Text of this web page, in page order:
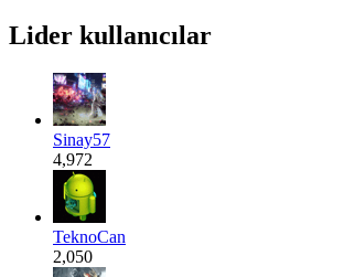
Lider kullanıcılar
Sinay57
4,972
TeknoCan
2,050